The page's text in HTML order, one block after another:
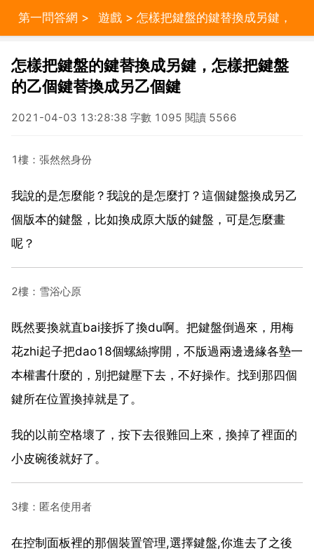
第一問答網 > 遊戲 > 怎樣把鍵盤的鍵替換成另鍵，
怎樣把鍵盤的乙個鍵替換成另乙個鍵
怎樣把鍵盤的鍵替換成另鍵，怎樣把鍵盤
的乙個鍵替換成另乙個鍵
2021-04-03 13:28:38 字數 1095 閱讀 5566
1樓：張然然身份
我說的是怎麼能？我說的是怎麼打？這個鍵盤換成另乙
個版本的鍵盤，比如換成原大版的鍵盤，可是怎麼畫
呢？
2樓：雪浴心原
既然要換就直bai接拆了換du啊。把鍵盤倒過來，用梅
花zhi起子把dao18個螺絲擰開，不版過兩邊邊緣各墊一
本權書什麼的，別把鍵壓下去，不好操作。找到那四個
鍵所在位置換掉就是了。
我的以前空格壞了，按下去很難回上來，換掉了裡面的
小皮碗後就好了。
3樓：匿名使用者
在控制面板裡的那個裝置管理,選擇鍵盤,你進去了之後